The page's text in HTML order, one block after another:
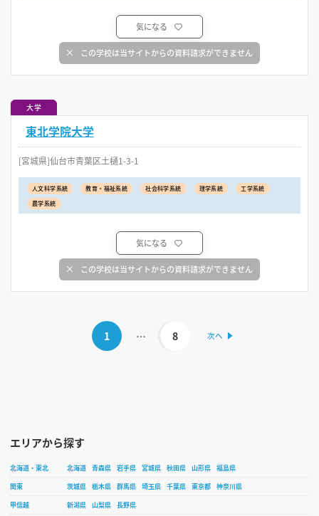
気になる
この学校は当サイトからの資料請求ができません
大学
東北学院大学
[宮城県]仙台市青葉区土樋1-3-1
人文科学系統 教育・福祉系統 社会科学系統 理学系統
工学系統
農学系統
気になる
この学校は当サイトからの資料請求ができません
1 … 8
エリアから探す
北海道・東北 北海道 青森県 岩手県 宮城県 秋田県 山形県
福島県
関東
茨城県 栃木県 群馬県 埼玉県 千葉県 東京都
神奈川県
甲信越
新潟県 山梨県
長野県